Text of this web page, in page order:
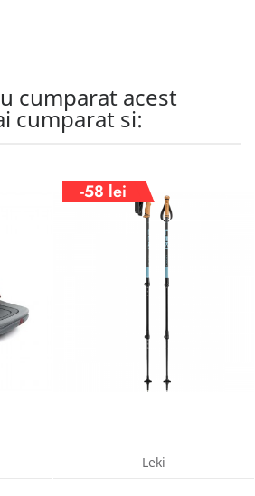
cumparat acest
cumparat si:
-58 lei
Leki